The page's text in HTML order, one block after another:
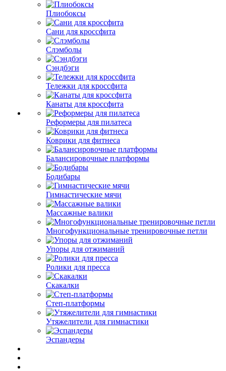
Плиобоксы
Сани для кроссфита
Слэмболы
Сэндбэги
Тележки для кроссфита
Канаты для кроссфита
Реформеры для пилатеса
Коврики для фитнеса
Балансировочные платформы
Бодибары
Гимнастические мячи
Массажные валики
Многофункциональные тренировочные петли
Упоры для отжиманий
Ролики для пресса
Скакалки
Степ-платформы
Утяжелители для гимнастики
Эспандеры